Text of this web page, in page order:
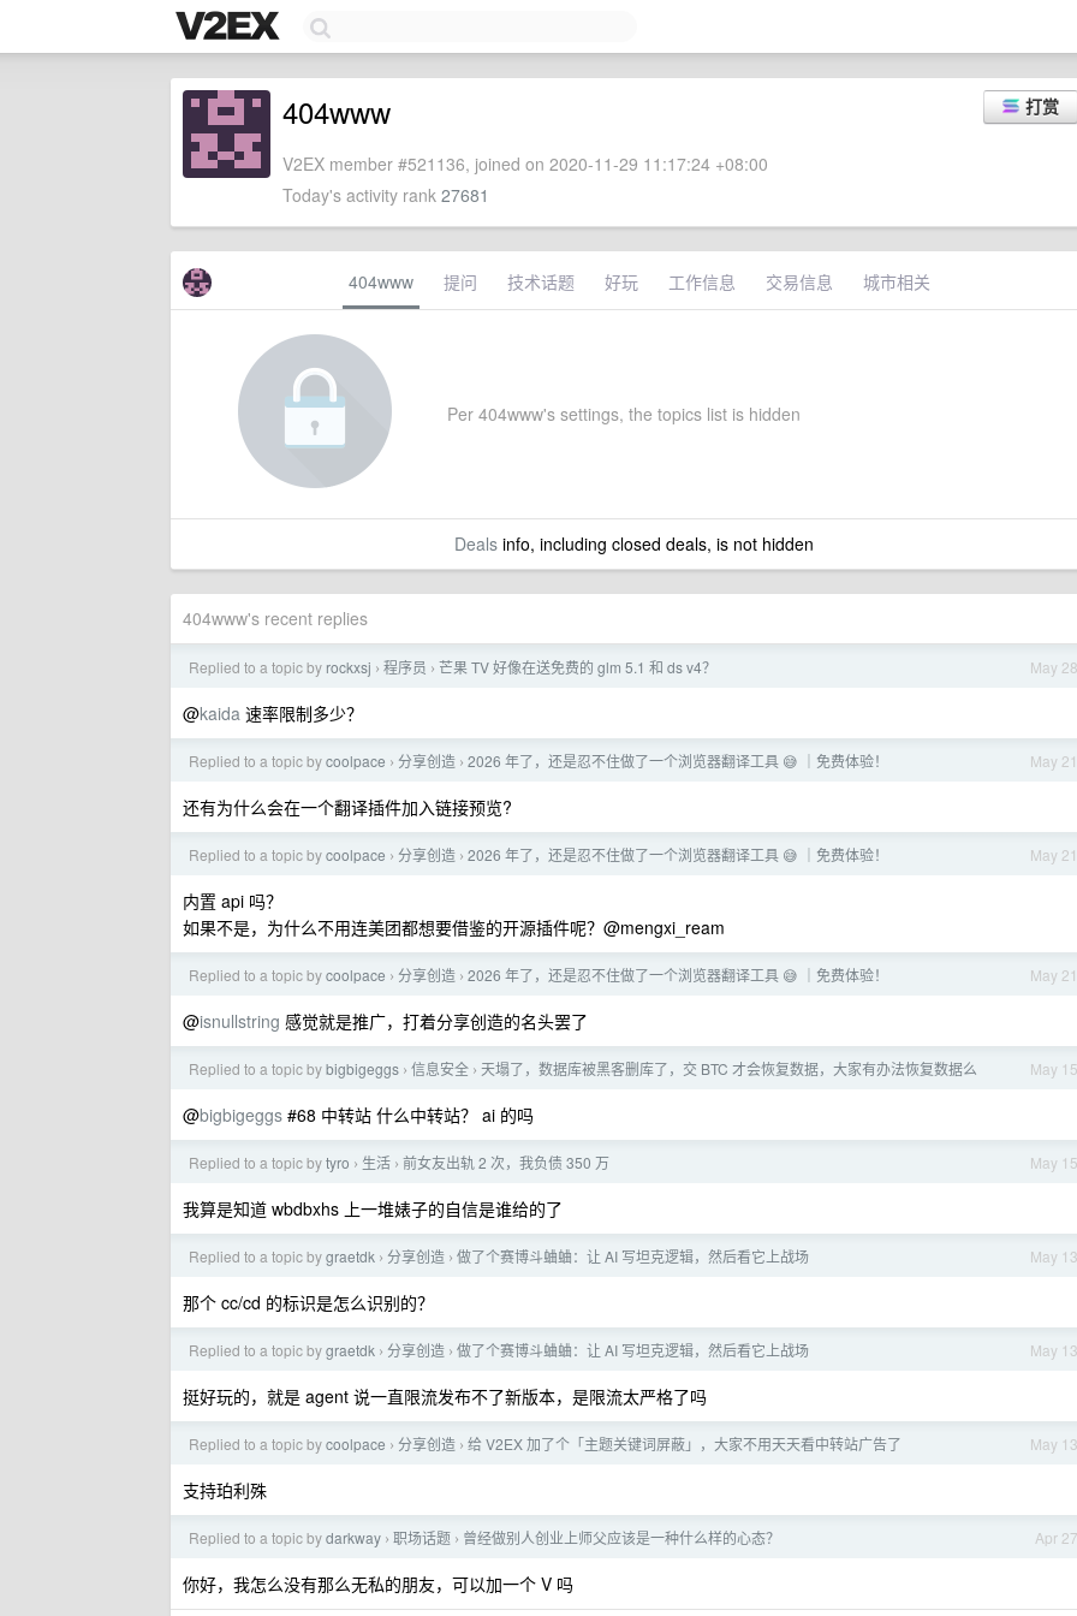
打赏
404www
V2EX member #521136, joined on 2020-11-29 11:17:24 +08:00
Today's activity rank 27681
404www 提问 技术话题 好玩 工作信息 交易信息 城市相关
Per 404www's settings, the topics list is hidden
Dealsinfo, including closed deals, is not hidden
404www's recent replies
May 28
Replied to a topic by rockxsj › 程序员 › 芒果 TV 好像在送免费的 glm 5.1 和 ds v4？
@kaida 速率限制多少？
May 21
Replied to a topic bycoolpace › 分享创造 › 2026 年了，还是忍不住做了一个浏览器翻译工具 😅 ｜免费体验！
还有为什么会在一个翻译插件加入链接预览?
May 21
Replied to a topic bycoolpace › 分享创造 › 2026 年了，还是忍不住做了一个浏览器翻译工具 😅 ｜免费体验！
内置 api 吗？
如果不是，为什么不用连美团都想要借鉴的开源插件呢？@mengxi_ream
May 21
Replied to a topic bycoolpace › 分享创造 › 2026 年了，还是忍不住做了一个浏览器翻译工具 😅 ｜免费体验！
@isnullstring 感觉就是推广，打着分享创造的名头罢了
May 15
Replied to a topic bybigbigeggs › 信息安全 › 天塌了，数据库被黑客删库了，交 BTC 才会恢复数据，大家有办法恢复数据么
@bigbigeggs #68 中转站 什么中转站？ ai 的吗
May 15
Replied to a topic bytyro › 生活 › 前女友出轨 2 次，我负债 350 万
我算是知道 wbdbxhs 上一堆婊子的自信是谁给的了
May 13
Replied to a topic bygraetdk › 分享创造 › 做了个赛博斗蛐蛐：让 AI 写坦克逻辑，然后看它上战场
那个 cc/cd 的标识是怎么识别的？
May 13
Replied to a topic bygraetdk › 分享创造 › 做了个赛博斗蛐蛐：让 AI 写坦克逻辑，然后看它上战场
挺好玩的，就是 agent 说一直限流发布不了新版本，是限流太严格了吗
May 13
Replied to a topic bycoolpace › 分享创造 › 给 V2EX 加了个「主题关键词屏蔽」，大家不用天天看中转站广告了
支持珀利殊
Apr 27
Replied to a topic bydarkway › 职场话题 › 曾经做别人创业上师父应该是一种什么样的心态？
你好，我怎么没有那么无私的朋友，可以加一个 V 吗